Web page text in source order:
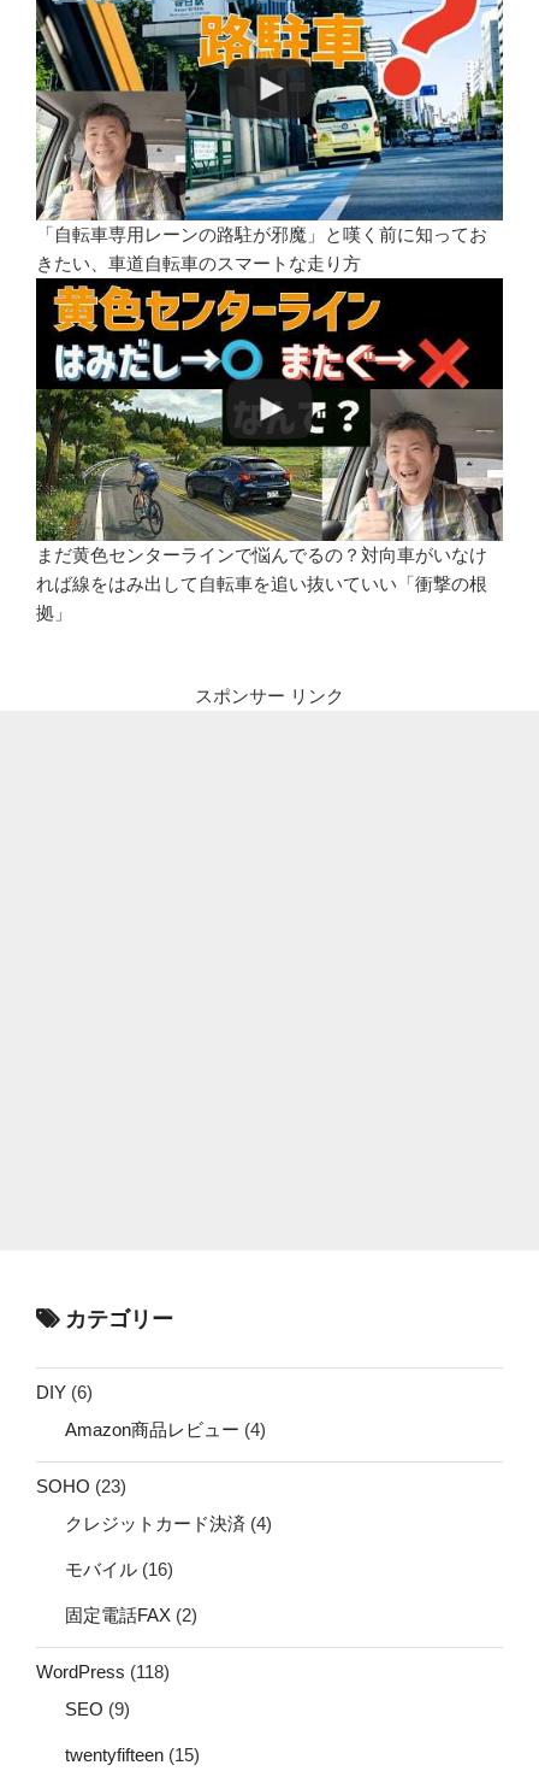
「自転車専用レーンの路駐が邪魔」と嘆く前に知ってお
きたい、車道自転車のスマートな走り方
まだ黄色センターラインで悩んでるの？対向車がいなけ
れば線をはみ出して自転車を追い抜いていい「衝撃の根
拠」
スポンサー リンク
カテゴリー
DIY (6)
Amazon商品レビュー (4)
SOHO (23)
クレジットカード決済 (4)
モバイル (16)
固定電話FAX (2)
WordPress (118)
SEO (9)
twentyfifteen (15)